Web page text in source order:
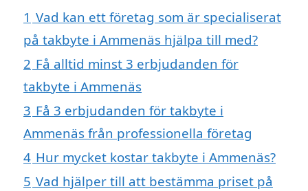
1 Vad kan ett företag som är specialiserat
på takbyte i Ammenäs hjälpa till med?
2 Få alltid minst 3 erbjudanden för
takbyte i Ammenäs
3 Få 3 erbjudanden för takbyte i
Ammenäs från professionella företag
4 Hur mycket kostar takbyte i Ammenäs?
5 Vad hjälper till att bestämma priset på